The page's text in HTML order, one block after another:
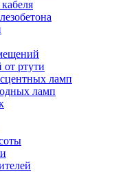
ртути
ламп
ламп